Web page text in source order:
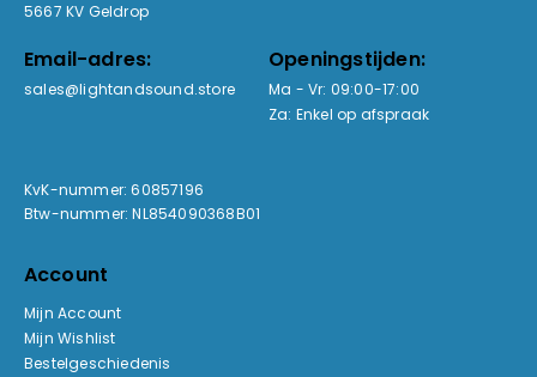
5667 KV Geldrop
Email-adres:
sales@lightandsound.store
Openingstijden:
Ma - Vr: 09:00-17:00
Za: Enkel op afspraak
KvK-nummer: 60857196
Btw-nummer: NL854090368B01
Account
Mijn Account
Mijn Wishlist
Bestelgeschiedenis